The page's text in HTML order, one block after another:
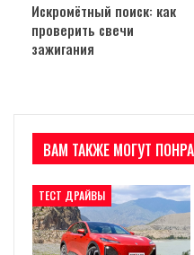
Искромётный поиск: как
проверить свечи
зажигания
ВАМ ТАКЖЕ МОГУТ
ТЕСТ ДРАЙВЫ